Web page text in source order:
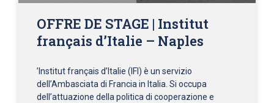
OFFRE DE STAGE | Institut
français d’Italie – Naples
’Institut français d’Italie (IFI) è un servizio
dell’Ambasciata di Francia in Italia. Si occupa
dell’attuazione della politica di cooperazione e